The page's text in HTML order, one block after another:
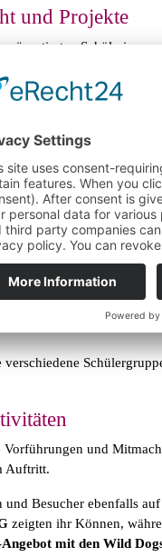
und Projekte
Schülerinnen
und Besucher konnten
Englischentdecken
Schneeberger,
Vorführungen und
Auftritt.
Besucher ebenfalls
zeigten ihr Können,
mit den Wild